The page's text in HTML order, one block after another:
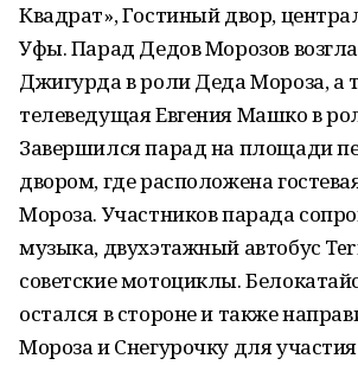
Квадрат», Гостиный двор,
Уфы. Парад Дедов Морозов
Джигурда в роли Деда Мороза, а
телеведущая Евгения Машко в
Завершился парад на площади
двором, где расположена
Мороза. Участников парада
музыка, двухэтажный автобус
советские мотоциклы.
остался в стороне и также
Мороза и Снегурочку для